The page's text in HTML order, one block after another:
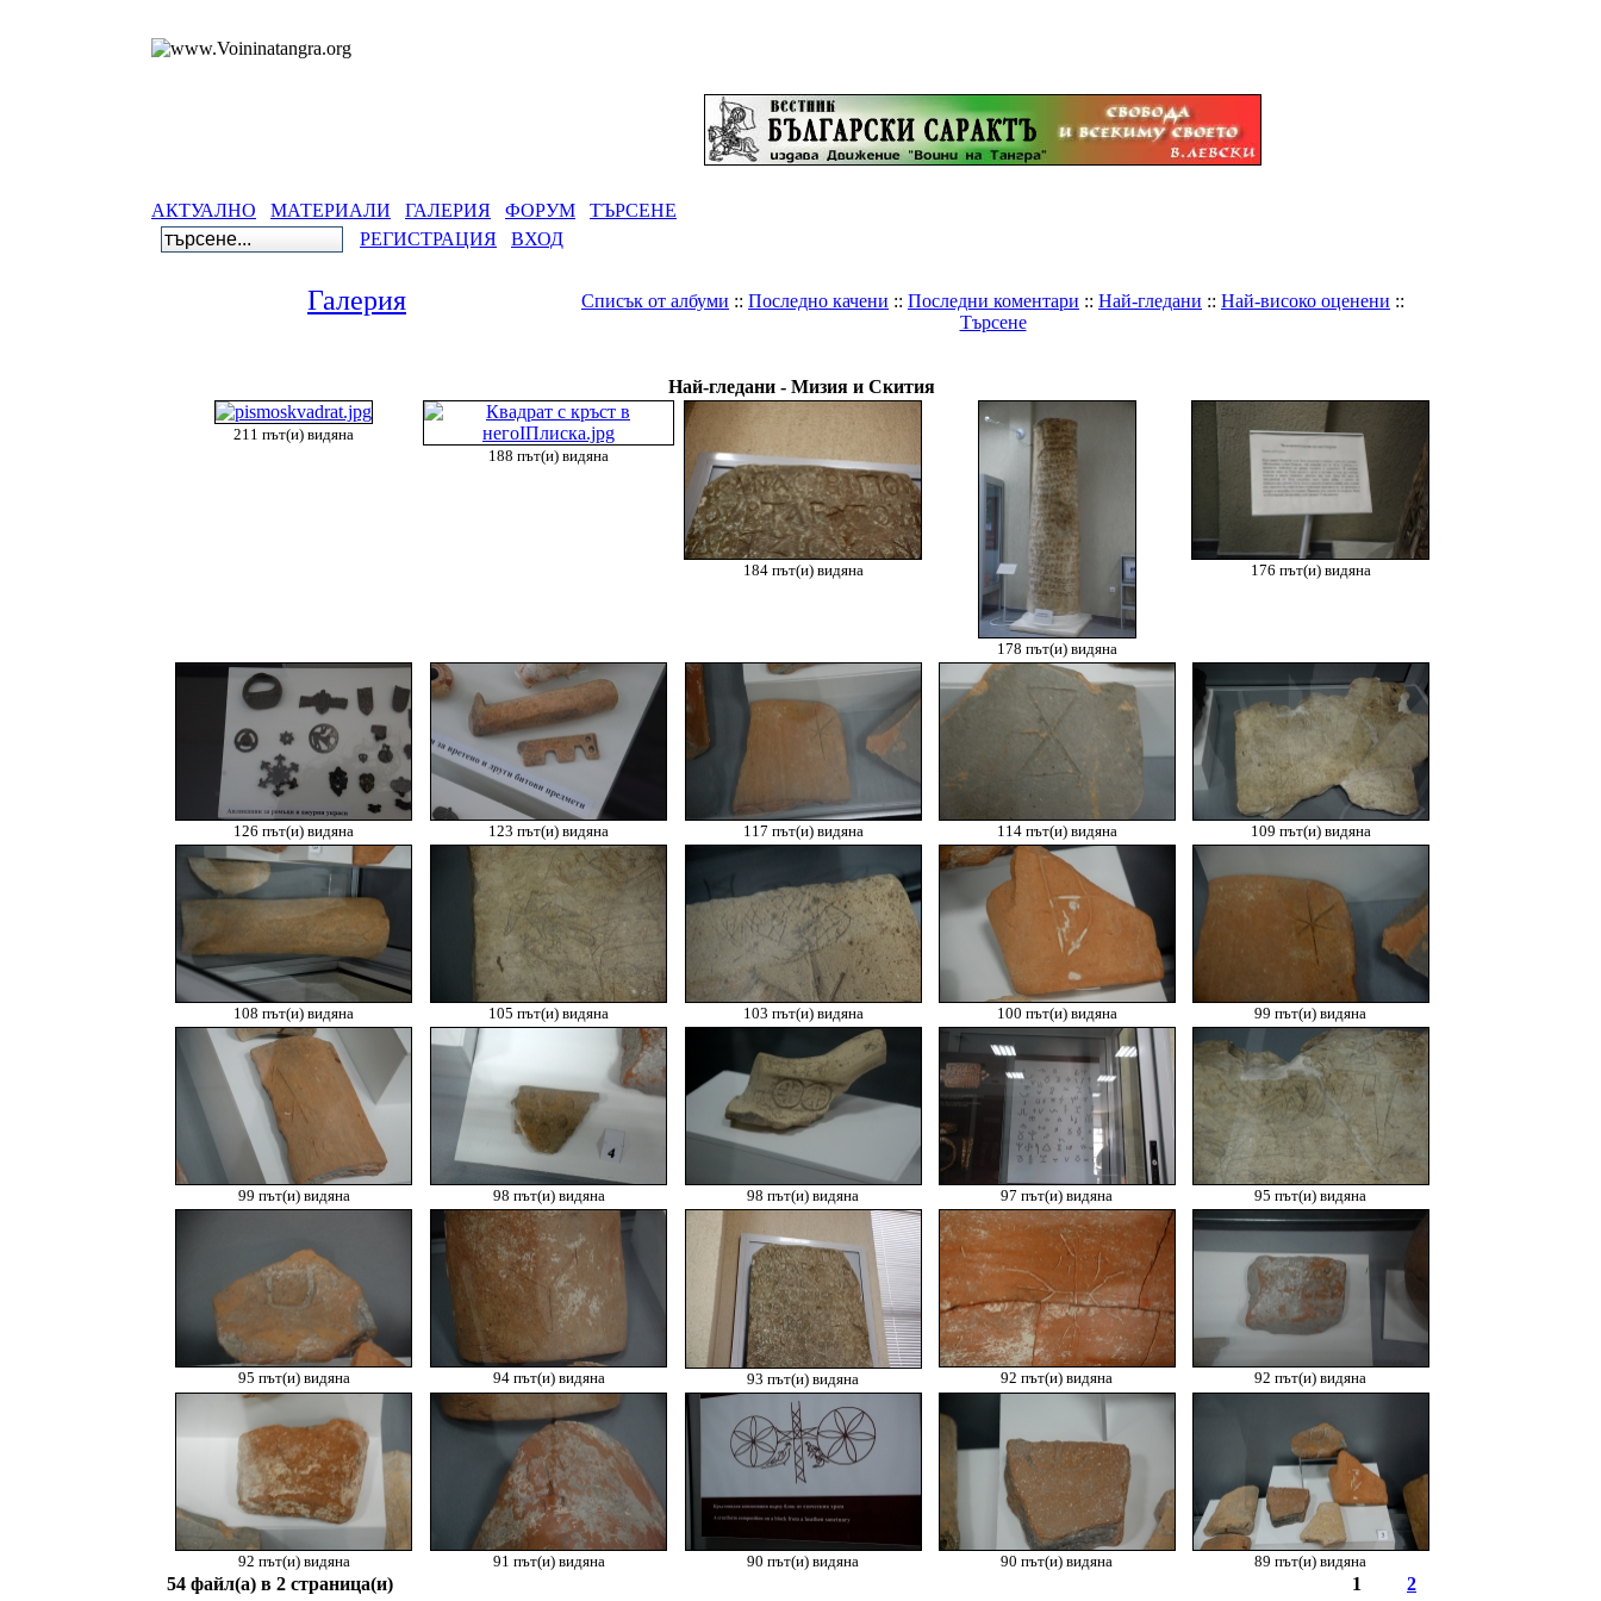
АКТУАЛНО МАТЕРИАЛИ ГАЛЕРИЯ ФОРУМ
ТЪРСЕНЕ
РЕГИСТРАЦИЯ
ВХОД
Галерия Списък от албуми :: Последно качени :: Последни коментари :: Най-гледани :: Най-високо оценени ::
Търсене
Най-гледани - Мизия и Скития
211 път(и) видяна
188 път(и) видяна
184 път(и) видяна
178 път(и) видяна
176 път(и) видяна
126 път(и) видяна 123 път(и) видяна 117 път(и) видяна 114 път(и) видяна 109 път(и) видяна
108 път(и) видяна 105 път(и) видяна 103 път(и) видяна 100 път(и) видяна 99 път(и) видяна
99 път(и) видяна 98 път(и) видяна 98 път(и) видяна 97 път(и) видяна 95 път(и) видяна
95 път(и) видяна 94 път(и) видяна 93 път(и) видяна 92 път(и) видяна 92 път(и) видяна
92 път(и) видяна 91 път(и) видяна 90 път(и) видяна 90 път(и) видяна 89 път(и) видяна
54 файл(а) в 2 страница(и) 1 2